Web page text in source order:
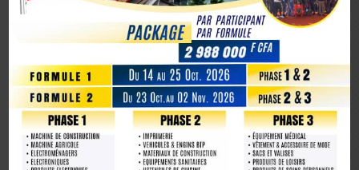
1er octobre 2025, la Chine marque son 76e anniversaire
La Chine fête les 80 ans de la capitulation du Japon